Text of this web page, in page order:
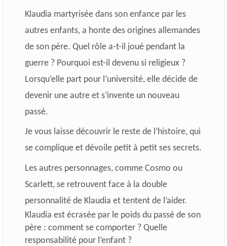
Klaudia martyrisée dans son enfance par les
autres enfants, a honte des origines allemandes
de son père. Quel rôle a-t-il joué pendant la
guerre ? Pourquoi est-il devenu si religieux ?
Lorsqu’elle part pour l’université, elle décide de
devenir une autre et s’invente un nouveau
passé.
Je vous laisse découvrir le reste de l’histoire, qui
se complique et dévoile petit à petit ses secrets.
Les autres personnages, comme Cosmo ou
Scarlett, se retrouvent face à la double
personnalité de Klaudia et tentent de l’aider.
Klaudia est écrasée par le poids du passé de son
père : comment se comporter ? Quelle
responsabilité pour l’enfant ?